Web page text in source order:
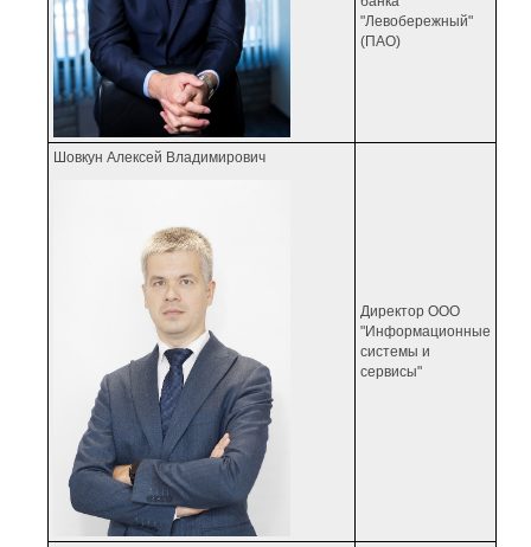
"Левобережный"
(ПАО)
Шовкун Алексей Владимирович
Директор ООО
"Информационные
системы и
сервисы"